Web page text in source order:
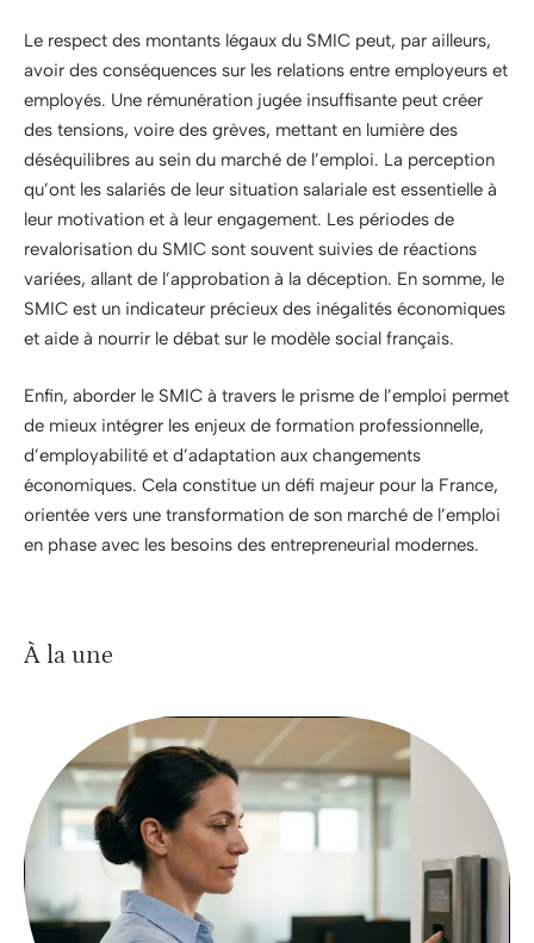
Le respect des montants légaux du SMIC peut, par ailleurs,
avoir des conséquences sur les relations entre employeurs et
employés. Une rémunération jugée insuffisante peut créer
des tensions, voire des grèves, mettant en lumière des
déséquilibres au sein du marché de l’emploi. La perception
qu’ont les salariés de leur situation salariale est essentielle à
leur motivation et à leur engagement. Les périodes de
revalorisation du SMIC sont souvent suivies de réactions
variées, allant de l’approbation à la déception. En somme, le
SMIC est un indicateur précieux des inégalités économiques
et aide à nourrir le débat sur le modèle social français.
Enfin, aborder le SMIC à travers le prisme de l’emploi permet
de mieux intégrer les enjeux de formation professionnelle,
d’employabilité et d’adaptation aux changements
économiques. Cela constitue un défi majeur pour la France,
orientée vers une transformation de son marché de l’emploi
en phase avec les besoins des entrepreneurial modernes.
À la une